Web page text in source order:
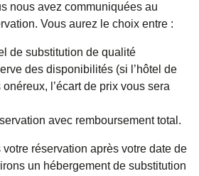
nous avez communiquées au
Vous aurez le choix entre :
de substitution de qualité
des disponibilités (si l’hôtel de
l’écart de prix vous sera
avec remboursement total.
réservation après votre date de
un hébergement de substitution